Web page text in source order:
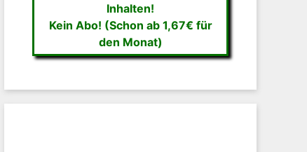
Inhalten!
Kein Abo! (Schon ab 1,67€ für
den Monat)